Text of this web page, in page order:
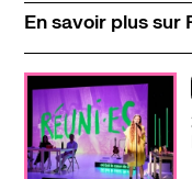
En savoir plus sur